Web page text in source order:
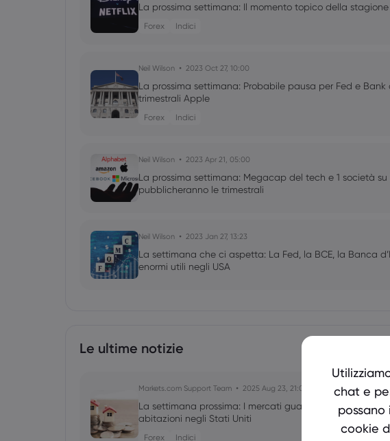
La prossima settimana: Il momento topico della
Forex Indici
Neil Wilson 2023 Oct 27, 10:00
La prossima settimana: Probabile pausa per Fed e Bank
trimestrali Apple
Forex Indici
Neil Wilson 2023 Apr 21, 05:00
La prossima settimana: Megacap del tech e 1 società su
pubblicheranno le trimestrali
Neil Wilson 2023 Jan 27, 13:23
La settimana che ci aspetta: La Fed, la BCE, la Banca
enormi utili negli USA
Le ultime notizie
Markets.com Support Team 2025 Aug 23, 21:00
La settimana prossima: I mercati guardano ai dati sul PIL,
abitazioni negli Stati Uniti
Forex Indici
chat e
possano
cookie